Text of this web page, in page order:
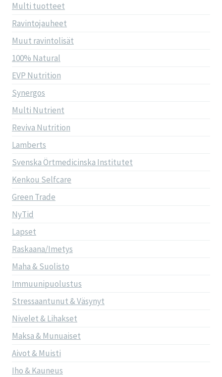
Multi tuotteet
Ravintojauheet
Muut ravintolisät
100% Natural
EVP Nutrition
Synergos
Multi Nutrient
Reviva Nutrition
Lamberts
Svenska Örtmedicinska Institutet
Kenkou Selfcare
Green Trade
NyTid
Lapset
Raskaana/Imetys
Maha & Suolisto
Immuunipuolustus
Stressaantunut & Väsynyt
Nivelet & Lihakset
Maksa & Munuaiset
Aivot & Muisti
Iho & Kauneus